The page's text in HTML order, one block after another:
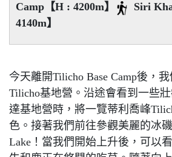
Camp【H : 4200m】
Siri
4140m】
今天離開Tilicho Base Camp後，
Tilicho基地營。沿途會看到一些
達基地營時，將一覽蒂利喬峰
色。接著我們前往參觀美麗的冰
Lake！當我們開始上升後，可以